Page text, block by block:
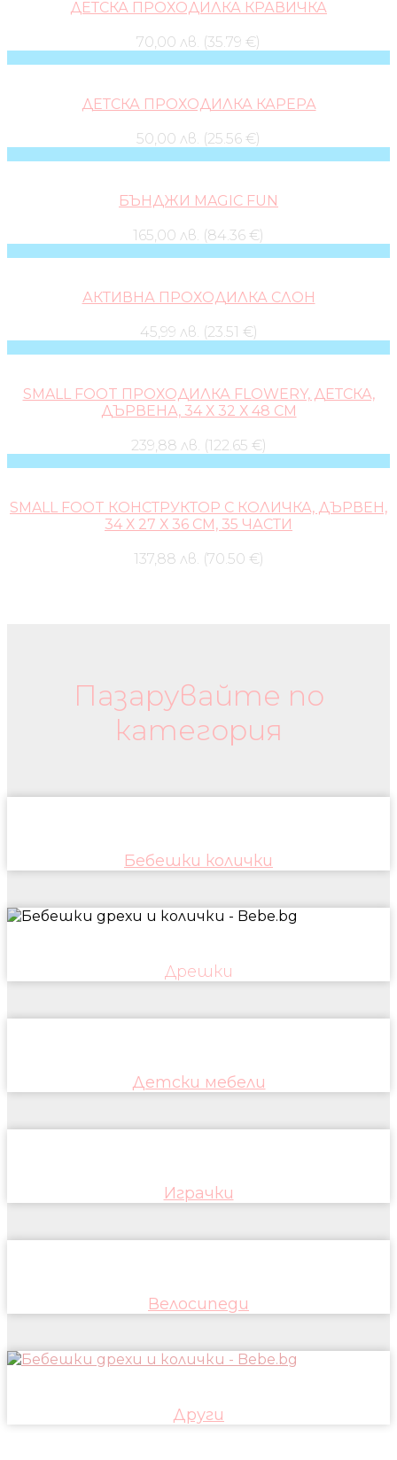
ДЕТСКА ПРОХОДИЛКА КРАВИЧКА
70,00 лв. (35.79 €)
ДЕТСКА ПРОХОДИЛКА КАРЕРА
50,00 лв. (25.56 €)
БЪНДЖИ MAGIC FUN
165,00 лв. (84.36 €)
АКТИВНА ПРОХОДИЛКА СЛОН
45,99 лв. (23.51 €)
SMALL FOOT ПРОХОДИЛКА FLOWERY, ДЕТСКА,
ДЪРВЕНА, 34 Х 32 Х 48 CM
239,88 лв. (122.65 €)
SMALL FOOT КОНСТРУКТОР С КОЛИЧКА, ДЪРВЕН,
34 Х 27 Х 36 CM, 35 ЧАСТИ
137,88 лв. (70.50 €)
Пазарувайте по
категория
Бебешки колички
Дрешки
Детски мебели
Играчки
Велосипеди
Други